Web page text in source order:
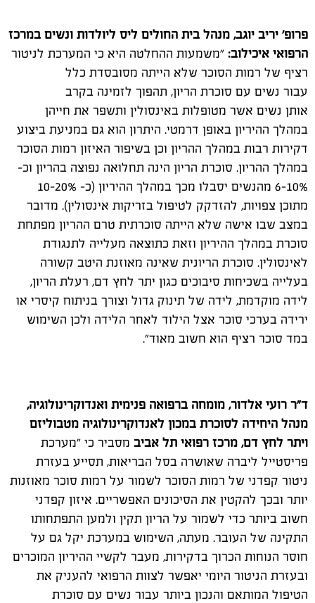
פרופ' יריב יוגב, מנהל בית החולים ליס ליולדות ונשים במרכז
הרפואי איכילוב: "משמעות ההחלטה היא כי המערכת לניטור
רציף של רמות הסוכר שלא הייתה מסובסדת כלל
עבור נשים עם סוכרת הריון, תהפוך לזמינה בקרב
אותן נשים אשר מטופלות באינסולין ותשפר את חייהן
במהלך ההיריון באופן דרמטי. היתרון הוא גם במניעת ביצוע
דקירות רבות במהלך ההריון וכן בשיפור האיזון רמות הסוכר
במהלך ההריון. סוכרת הריון הינה תחלואה נפוצה בהריון וכ-
6-10% מה
נשים
יסבלו מכך במהלך ההיריון (כ- 10-20%
מתוכן צפויות, להזדקק לטיפול בזריקות אינסולין). מדובר
במצב שבו אישה שלא הייתה סוכרתית טרם ההריון מפתחת
סוכרת במהלך ההיריון וזאת כתוצאה מעלייה לתנגודת
לאינסולין. סוכרת הריונית שאינה מאוזנת היטב קשורה
בעלייה בשכיחות סיבוכים כגון יתר לחץ דם, רעלת הריון,
לידה מוקדמת, לידה של תינוק גדול וצורך בניתוח קיסרי או
ירידה בערכי סוכר אצל הילוד לאחר הלידה ולכן השימוש
במד סוכר רציף הוא חשוב מאוד".
ד"ר רועי אלדור, מומחה ברפואה פנימית ואנדוקרינולוגיה,
מנהל היחידה לסוכרת במכון לאנדוקרינולוגיה מטבוליזם
ויתר לחץ דם, מרכז רפואי תל אביב מסביר כי "מערכת
פריסטייל ליברה שאושרה בסל הבריאות, תסייע בעזרת
ניטור קפדני של רמות הסוכר לשמור על רמות סוכר מאוזנות
יותר ובכך להקטין את הסיכונים האפשריים. איזון קפדני
חשוב ביותר כדי לשמור על הריון תקין ולמען התפתחותו
התקינה של העובר. מעתה, השימוש במערכת יקל גם על
חוסר הנוחות הכרוך בדקירות, מעבר לקשיי ההיריון המוכרים
ובעזרת הניטור היומי יאפשר לצוות הרפואי להעניק את
הטיפול המותאם והנכון ביותר עבור נשים עם סוכרת